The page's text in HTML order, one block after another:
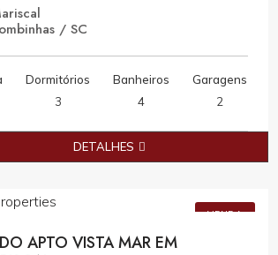
/ SC
Dormitórios
3
Banheiros
4
Garagens
2
DETALHES
VENDA
APTO VISTA MAR EM